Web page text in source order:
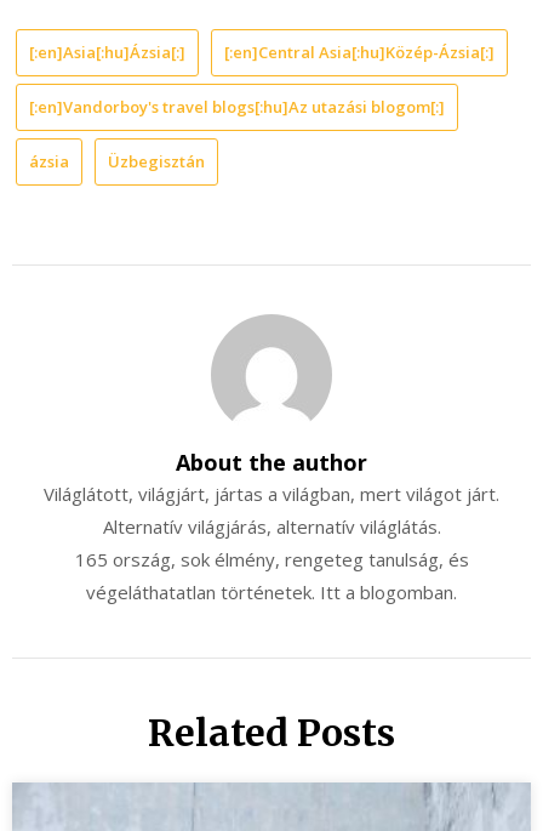
[:en]Asia[:hu]Ázsia[:] [:en]Central Asia[:hu]Közép-Ázsia[:]
[:en]Vandorboy's travel blogs[:hu]Az utazási blogom[:]
ázsia Üzbegisztán
About the author
Világlátott, világjárt, jártas a világban, mert világot járt.
Alternatív világjárás, alternatív világlátás.
165 ország, sok élmény, rengeteg tanulság, és
végeláthatatlan történetek. Itt a blogomban.
Related Posts